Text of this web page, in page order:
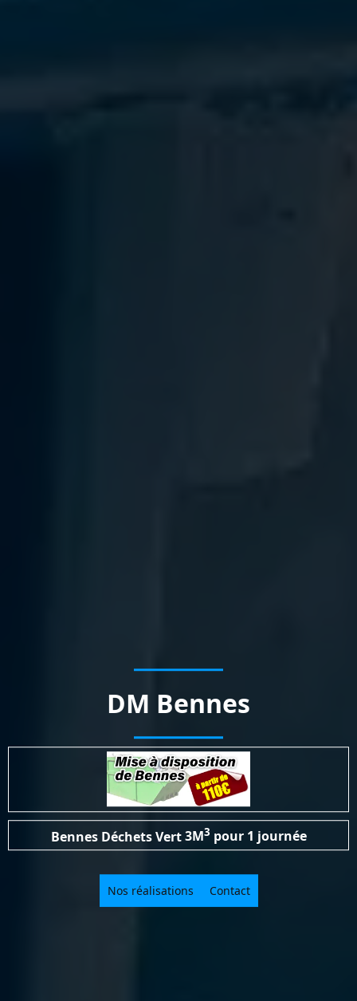
DM Bennes
Bennes Déchets Vert3M3 pour 1 journée
Nos réalisations Contact